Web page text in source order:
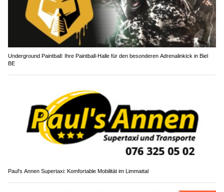
Underground Paintball: Ihre Paintball-Halle für den besonderen Adrenalinkick in Biel
BE
Paul's Annen Supertaxi: Komfortable Mobilität im Limmattal